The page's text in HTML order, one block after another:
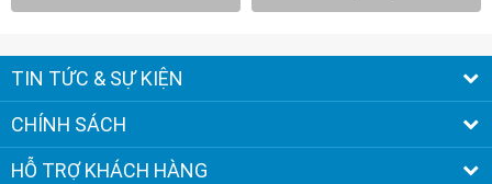
TIN TỨC & SỰ KIỆN
CHÍNH SÁCH
HỖ TRỢ KHÁCH HÀNG